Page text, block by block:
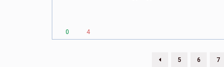
0 4
5 6 7